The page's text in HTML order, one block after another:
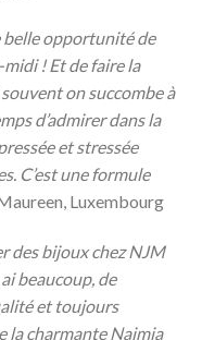
belle opportunité de
midi ! Et de faire la
on succombe à
d’admirer dans la
et stressée
C’est une formule
Luxembourg
des bijoux chez NJM
beaucoup, de
et toujours
la charmante Najmia